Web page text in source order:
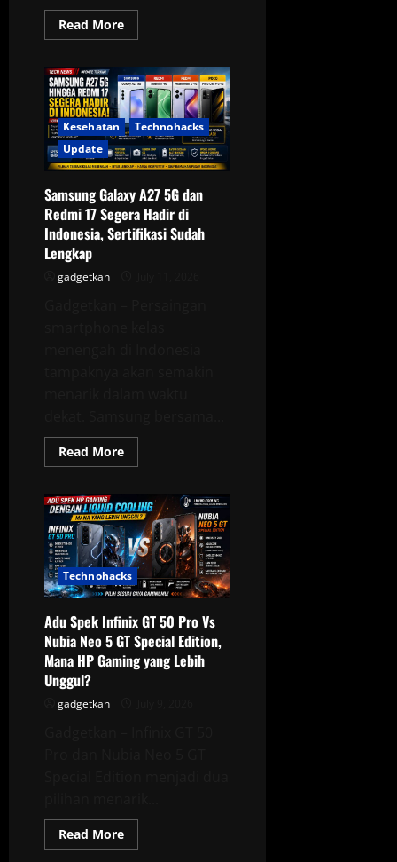
Read MoreRead
more
Harga
HP
Xiaomi,
Redmi,
dan
Poco
Terbaru
Juli
2026
Indonesia
Kesehatan
Technohacks
Update
Samsung Galaxy A27 5G dan
Redmi 17 Segera Hadir di
Indonesia, Sertifikasi Sudah
Lengkap
gadgetkan
Read MoreRead
more
Galaxy
A27
5G
dan
Redmi
17
Segera
Hadir
di
Indonesia,
Sertifikasi
Sudah
Lengkap
Technohacks
Adu Spek Infinix GT 50 Pro Vs
Nubia Neo 5 GT Special Edition,
Mana HP Gaming yang Lebih
Unggul?
gadgetkan
Read MoreRead
more